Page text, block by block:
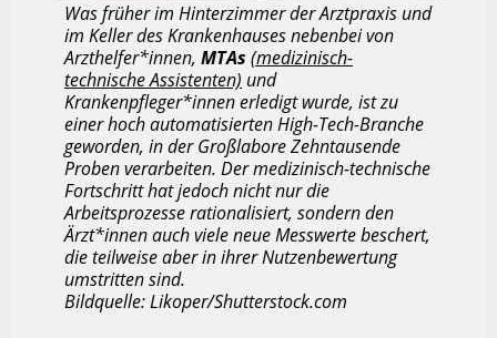
Was früher im Hinterzimmer der Arztpraxis und
im Keller des Krankenhauses nebenbei von
Arzthelfer*innen, MTAs (medizinisch-
technische Assistenten) und
Krankenpfleger*innen erledigt wurde, ist zu
einer hoch automatisierten High-Tech-Branche
geworden, in der Großlabore Zehntausende
Proben verarbeiten. Der medizinisch-technische
Fortschritt hat jedoch nicht nur die
Arbeitsprozesse rationalisiert, sondern den
Ärzt*innen auch viele neue Messwerte beschert,
die teilweise aber in ihrer Nutzenbewertung
umstritten sind.
Bildquelle: Likoper/Shutterstock.com